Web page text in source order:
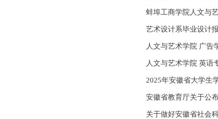
蚌埠工商学院人文与
艺术设计系毕业设计
人文与艺术学院 广告
人文与艺术学院 英语
2025年安徽省大学生
安徽省教育厅关于公
关于做好安徽省社会